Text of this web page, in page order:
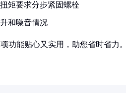
矩要求分步紧固螺栓
和噪音情况
功能贴心又实用，助您省时省力